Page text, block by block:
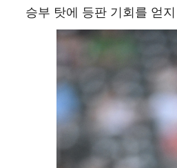
승부 탓에 등판 기회를 얻